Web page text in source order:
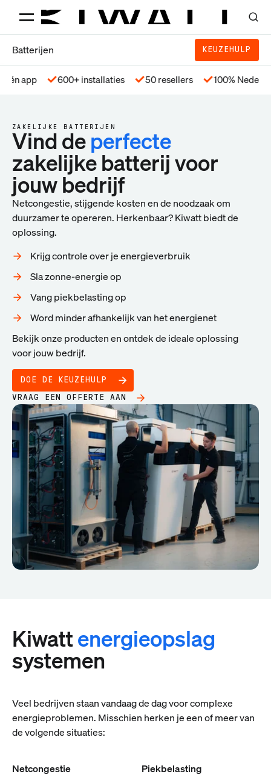
Batterijen KEUZEHULP
600+ installaties 50 resellers 100% Nederlands
ZAKELIJKE BATTERIJEN
Vind deperfecte
zakelijke batterij voor
jouw bedrijf
Netcongestie, stijgende kosten en de noodzaak om
duurzamer te opereren. Herkenbaar? Kiwatt biedt de
oplossing.
Krijg controle over je energieverbruik
Sla zonne-energie op
Vang piekbelasting op
Word minder afhankelijk van het energienet
Bekijk onze producten en ontdek de ideale oplossing
voor jouw bedrijf.
DOE DE KEUZEHULP
VRAAG EEN OFFERTE AAN
Kiwattenergieopslag
systemen
Veel bedrijven staan vandaag de dag voor complexe
energieproblemen. Misschien herken je een of meer van
de volgende situaties:
Netcongestie
Piekbelasting